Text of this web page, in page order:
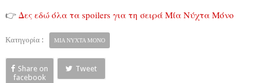
👉 Δες εδώ όλα τα spoilers για τη σειρά Μία Νύχτα Μόνο
Κατηγορία : ΜΙΑ ΝΥΧΤΑ ΜΟΝΟ
Share on
facebook
Tweet